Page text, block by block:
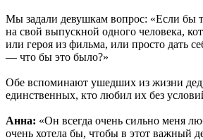
Мы задали девушкам вопрос: «Если бы
на свой выпускной одного человека,
или героя из фильма, или просто дать
— что бы это было?»
Обе вспоминают ушедших из жизни
единственных, кто любил их без
Анна: «Он всегда очень сильно меня
очень хотела бы, чтобы в этот важный